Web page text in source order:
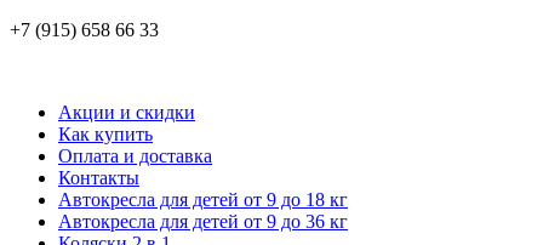
+7 (915) 658 66 33
Акции и скидки
Как купить
Оплата и доставка
Контакты
Автокресла для детей от 9 до 18 кг
Автокресла для детей от 9 до 36 кг